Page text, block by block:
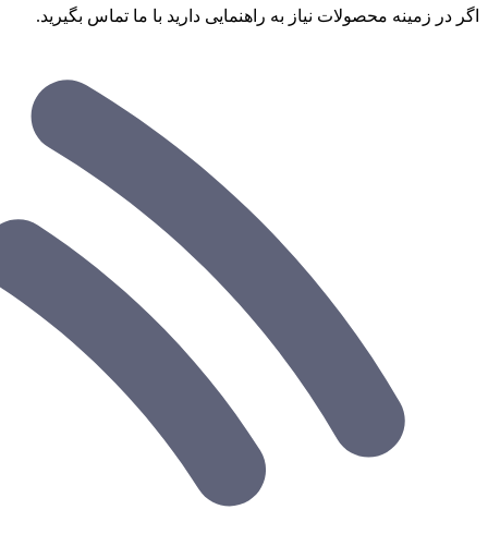
اگر در زمینه محصولات نیاز به راهنمایی دارید با ما تماس بگیرید.